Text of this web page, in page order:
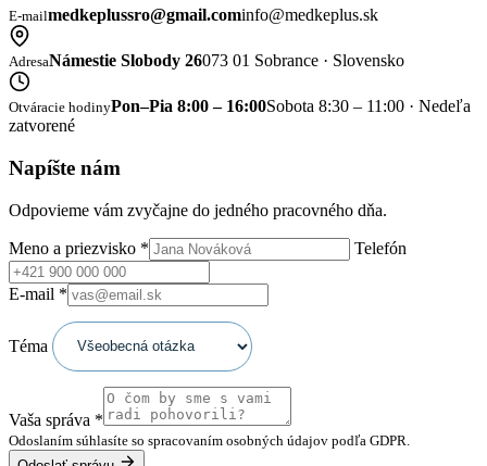
E-mailmedkeplussro@gmail.cominfo@medkeplus.sk
AdresaNámestie Slobody 26073 01 Sobrance · Slovensko
Otváracie hodinyPon–Pia 8:00 – 16:00Sobota 8:30 – 11:00 · Nedeľa
zatvorené
Napíšte nám
Odpovieme vám zvyčajne do jedného pracovného dňa.
Meno a priezvisko * Telefón
E-mail *
Téma
Vaša správa *
Odoslaním súhlasíte so spracovaním osobných údajov podľa GDPR.